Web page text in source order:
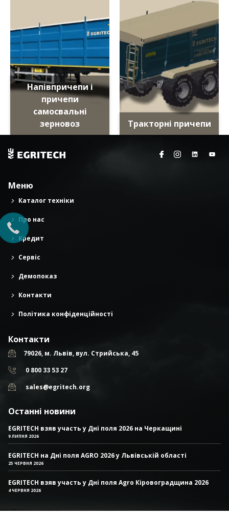
Напівпричепи і
причепи
самосвальні
зерновоз
Тракторні причепи
Меню
Каталог техніки
Про нас
Кредит
Сервіс
Демопоказ
Контакти
Політика конфіденційності
Контакти
79026, м. Львів, вул. Стрийська, 45
0 800 33 53 27
sales@egritech.org
Останні новини
EGRITECH взяв участь у Дні поля 2026 на Черкащині
9 ЛИПНЯ 2026
EGRITECH на Дні поля AGRO 2026 у Львівській області
25 ЧЕРВНЯ 2026
EGRITECH взяв участь у Дні поля Agro Кіровоградщина 2026
4 ЧЕРВНЯ 2026